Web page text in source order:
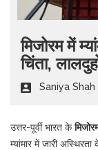
मिजोरम में
चिंता,
Saniya Shah
उत्तर-पूर्वी भारत के
म्यांमार में जारी अस्थिरता